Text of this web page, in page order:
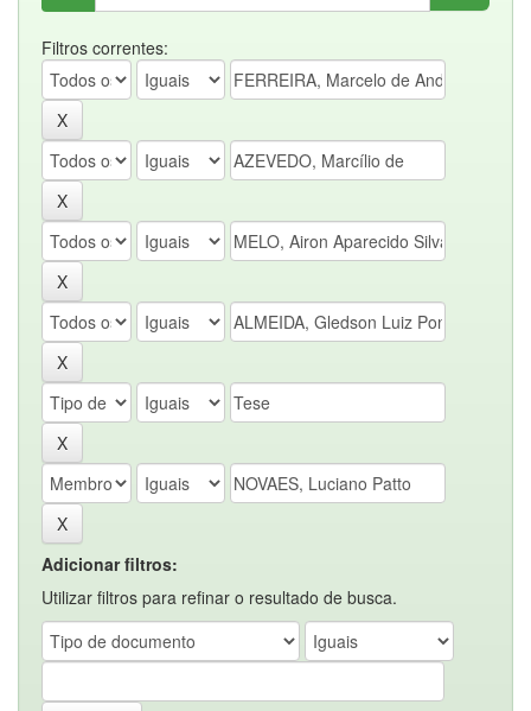
Filtros correntes:
Adicionar filtros:
Utilizar filtros para refinar o resultado de busca.